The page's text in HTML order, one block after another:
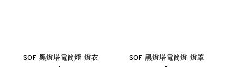
SOF 黑燈塔電筒燈 燈衣 SOF 黑燈塔電筒燈 燈罩